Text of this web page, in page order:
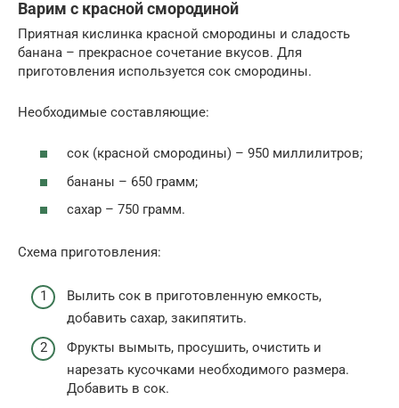
Варим с красной смородиной
Приятная кислинка красной смородины и сладость
банана – прекрасное сочетание вкусов. Для
приготовления используется сок смородины.
Необходимые составляющие:
сок (красной смородины) – 950 миллилитров;
бананы – 650 грамм;
сахар – 750 грамм.
Схема приготовления:
Вылить сок в приготовленную емкость,
добавить сахар, закипятить.
Фрукты вымыть, просушить, очистить и
нарезать кусочками необходимого размера.
Добавить в сок.